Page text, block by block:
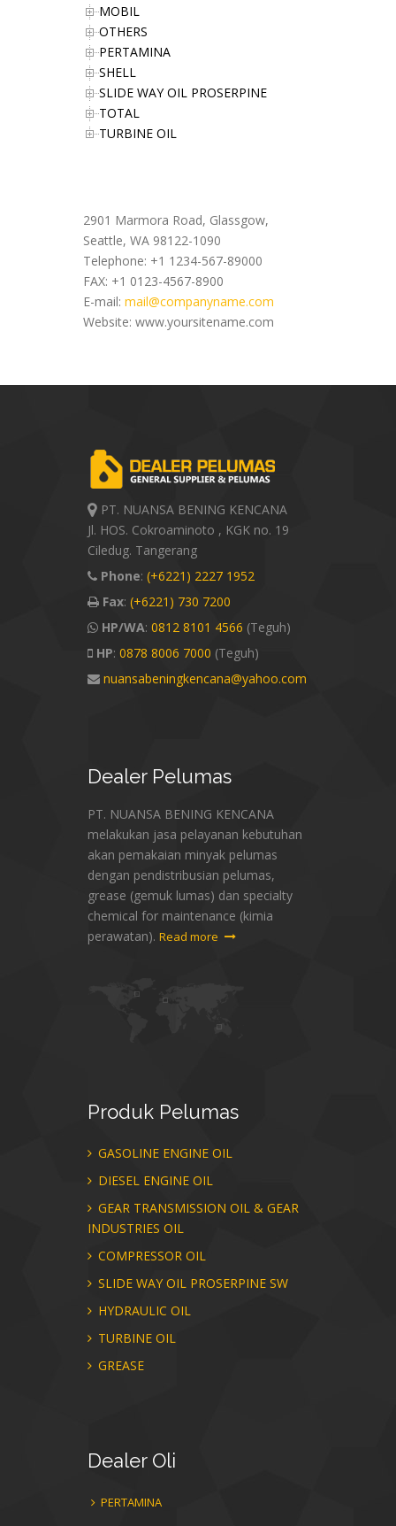
MOBIL
OTHERS
PERTAMINA
SHELL
SLIDE WAY OIL PROSERPINE
TOTAL
TURBINE OIL
2901 Marmora Road, Glassgow,
Seattle, WA 98122-1090
Telephone: +1 1234-567-89000
FAX: +1 0123-4567-8900
E-mail: mail@companyname.com
Website: www.yoursitename.com
PT. NUANSA BENING KENCANA
Jl. HOS. Cokroaminoto , KGK no. 19
Ciledug. Tangerang
Phone: (+6221) 2227 1952
Fax: (+6221) 730 7200
HP/WA: 0812 8101 4566 (Teguh)
HP: 0878 8006 7000 (Teguh)
nuansabeningkencana@yahoo.com
DealerPelumas
PT. NUANSA BENING KENCANA
melakukan jasa pelayanan kebutuhan
akan pemakaian minyak pelumas
dengan pendistribusian pelumas,
grease (gemuk lumas) dan specialty
chemical for maintenance (kimia
perawatan). Read more
Produk Pelumas
GASOLINE ENGINE OIL
DIESEL ENGINE OIL
GEAR TRANSMISSION OIL & GEAR
INDUSTRIES OIL
COMPRESSOR OIL
SLIDE WAY OIL PROSERPINE SW
HYDRAULIC OIL
TURBINE OIL
GREASE
DealerOli
PERTAMINA